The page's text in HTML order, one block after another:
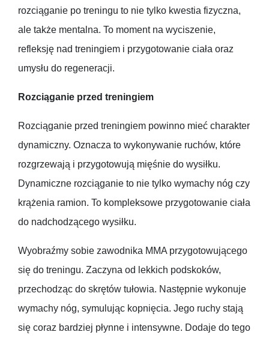
rozciąganie po treningu to nie tylko kwestia fizyczna,
ale także mentalna. To moment na wyciszenie,
refleksję nad treningiem i przygotowanie ciała oraz
umysłu do regeneracji.
Rozciąganie przed treningiem
Rozciąganie przed treningiem powinno mieć charakter
dynamiczny. Oznacza to wykonywanie ruchów, które
rozgrzewają i przygotowują mięśnie do wysiłku.
Dynamiczne rozciąganie to nie tylko wymachy nóg czy
krążenia ramion. To kompleksowe przygotowanie ciała
do nadchodzącego wysiłku.
Wyobraźmy sobie zawodnika MMA przygotowującego
się do treningu. Zaczyna od lekkich podskoków,
przechodząc do skrętów tułowia. Następnie wykonuje
wymachy nóg, symulując kopnięcia. Jego ruchy stają
się coraz bardziej płynne i intensywne. Dodaje do tego